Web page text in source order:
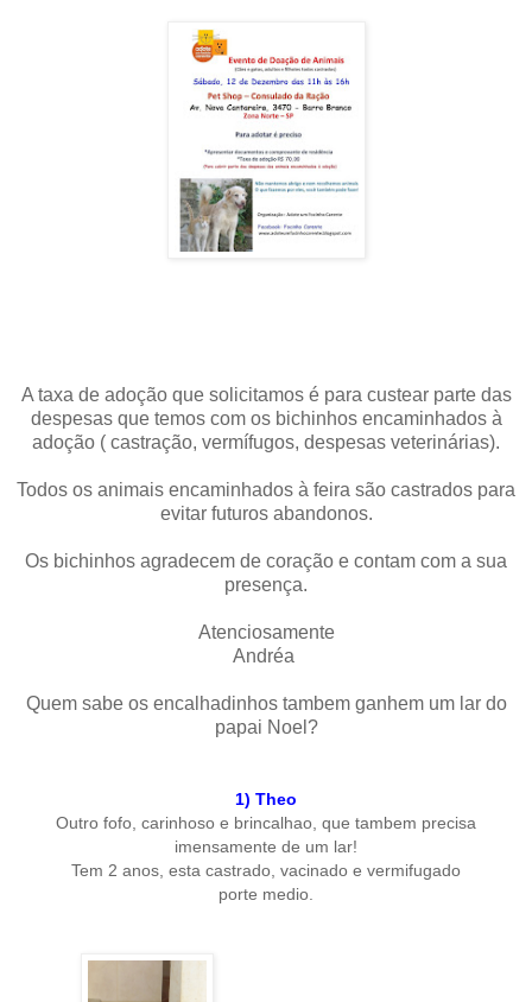
A taxa de adoção que solicitamos é para custear parte das
despesas que temos com os bichinhos encaminhados à
adoção ( castração, vermífugos, despesas veterinárias).
Todos os animais encaminhados à feira são castrados para
evitar futuros abandonos.
Os bichinhos agradecem de coração e contam com a sua
presença.
Atenciosamente
Andréa
Quem sabe os encalhadinhos tambem ganhem um lar do
papai Noel?
1) Theo
Outro fofo, carinhoso e brincalhao, que tambem precisa
imensamente de um lar!
Tem 2 anos, esta castrado, vacinado e vermifugado
porte medio.